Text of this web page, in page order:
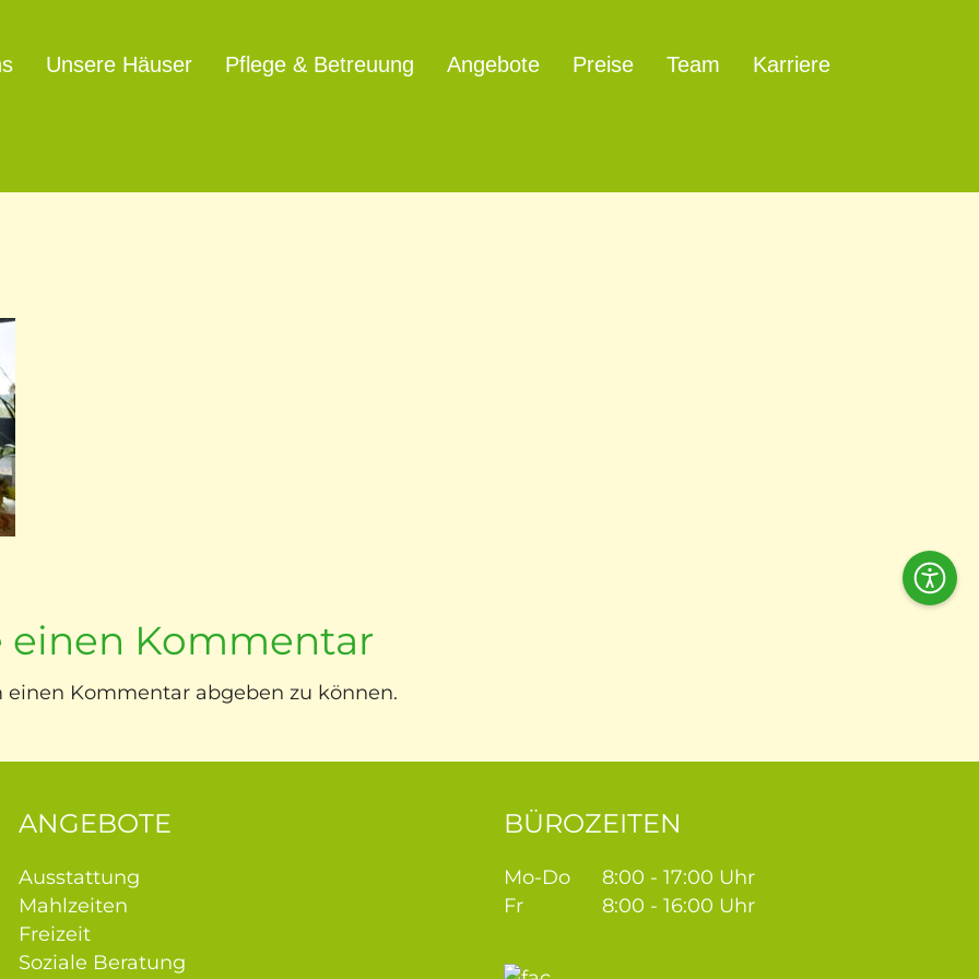
Unsere Häuser Pflege & Betreuung Angebote Preise Team Karriere
einen Kommentar
einen Kommentar abgeben zu können.
ANGEBOTE
Ausstattung
Mahlzeiten
Freizeit
Soziale Beratung
BÜROZEITEN
Mo-Do
8:00 - 17:00 Uhr
Fr
8:00 - 16:00 Uhr